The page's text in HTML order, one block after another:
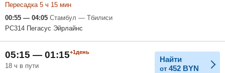
Пересадка 5 ч 15 мин
00:55 — 04:05 Стамбул — Тбилиси
PC314 Пегасус Эйрлайнс
05:15 — 01:15+1день
18 ч в пути
Найти
от 452 BYN